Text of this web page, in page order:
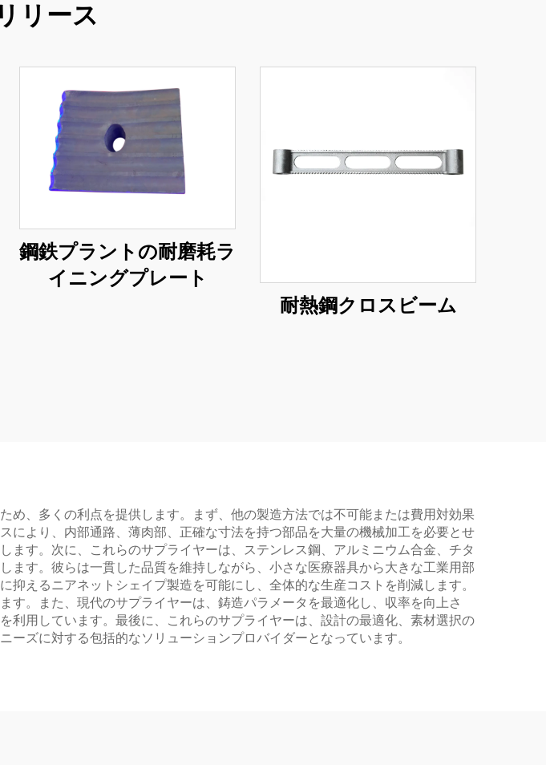
リース
鋼鉄プラントの耐磨耗ラ
イニングプレート
耐熱鋼クロスビーム
、多くの利点を提供します。まず、他の製造方法では不可能または費用対効果
より、内部通路、薄肉部、正確な寸法を持つ部品を大量の機械加工を必要とせ
す。次に、これらのサプライヤーは、ステンレス鋼、アルミニウム合金、チタ
す。彼らは一貫した品質を維持しながら、小さな医療器具から大きな工業用部
えるニアネットシェイプ製造を可能にし、全体的な生産コストを削減します。
。また、現代のサプライヤーは、鋳造パラメータを最適化し、収率を向上さ
用しています。最後に、これらのサプライヤーは、設計の最適化、素材選択の
ズに対する包括的なソリューションプロバイダーとなっています。